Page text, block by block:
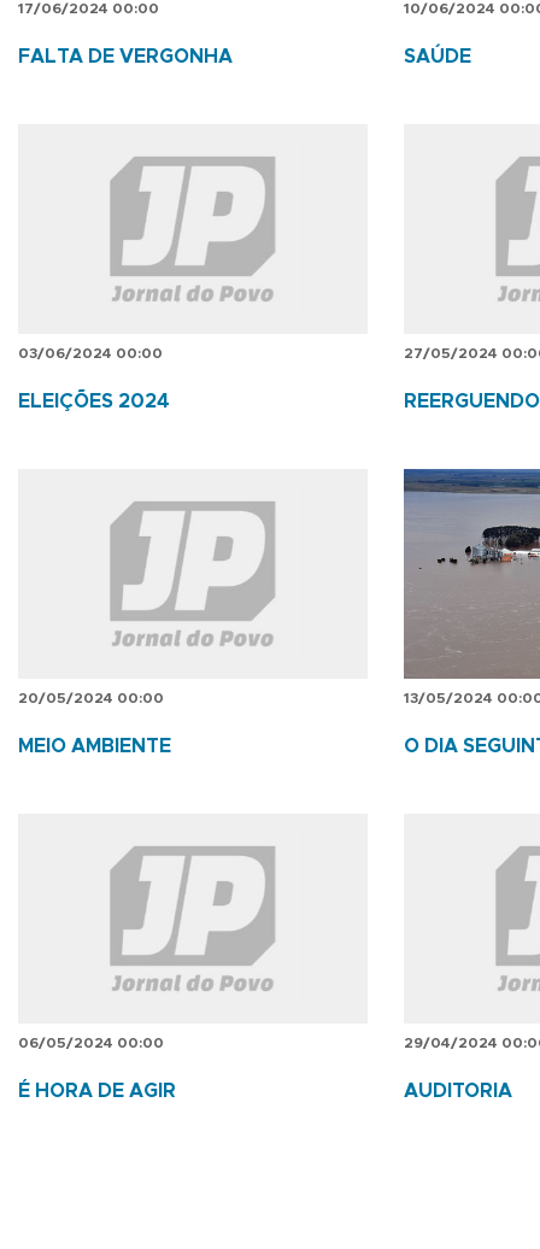
17/06/2024 00:00
FALTA DE VERGONHA
10/06/2024
SAÚDE
03/06/2024 00:00
ELEIÇÕES 2024
27/05/2024
20/05/2024 00:00
MEIO AMBIENTE
13/05/2024
O DIA
06/05/2024 00:00
É HORA DE AGIR
29/04/2024
AUDITORIA